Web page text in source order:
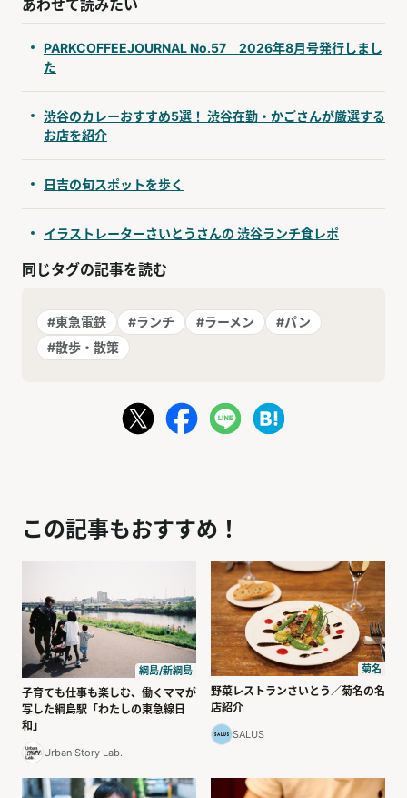
あわせて読みたい
PARKCOFFEEJOURNAL No.57 2026年8月号発行しまし
た
渋谷のカレーおすすめ5選！ 渋谷在勤・かごさんが厳選する
お店を紹介
日吉の旬スポットを歩く
イラストレーターさいとうさんの 渋谷ランチ食レポ
同じタグの記事を読む
#東急電鉄 #ランチ #ラーメン
#パン
#散歩・散策
この記事もおすすめ！
綱島/新綱島
子育ても仕事も楽しむ、働くママが
写した綱島駅「わたしの東急線日
和」
Urban Story Lab.
菊名
野菜レストランさいとう／菊名の名
店紹介
SALUS